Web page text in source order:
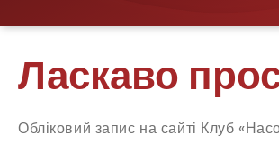
Ласкаво
Обліковий запис на сайті Клуб